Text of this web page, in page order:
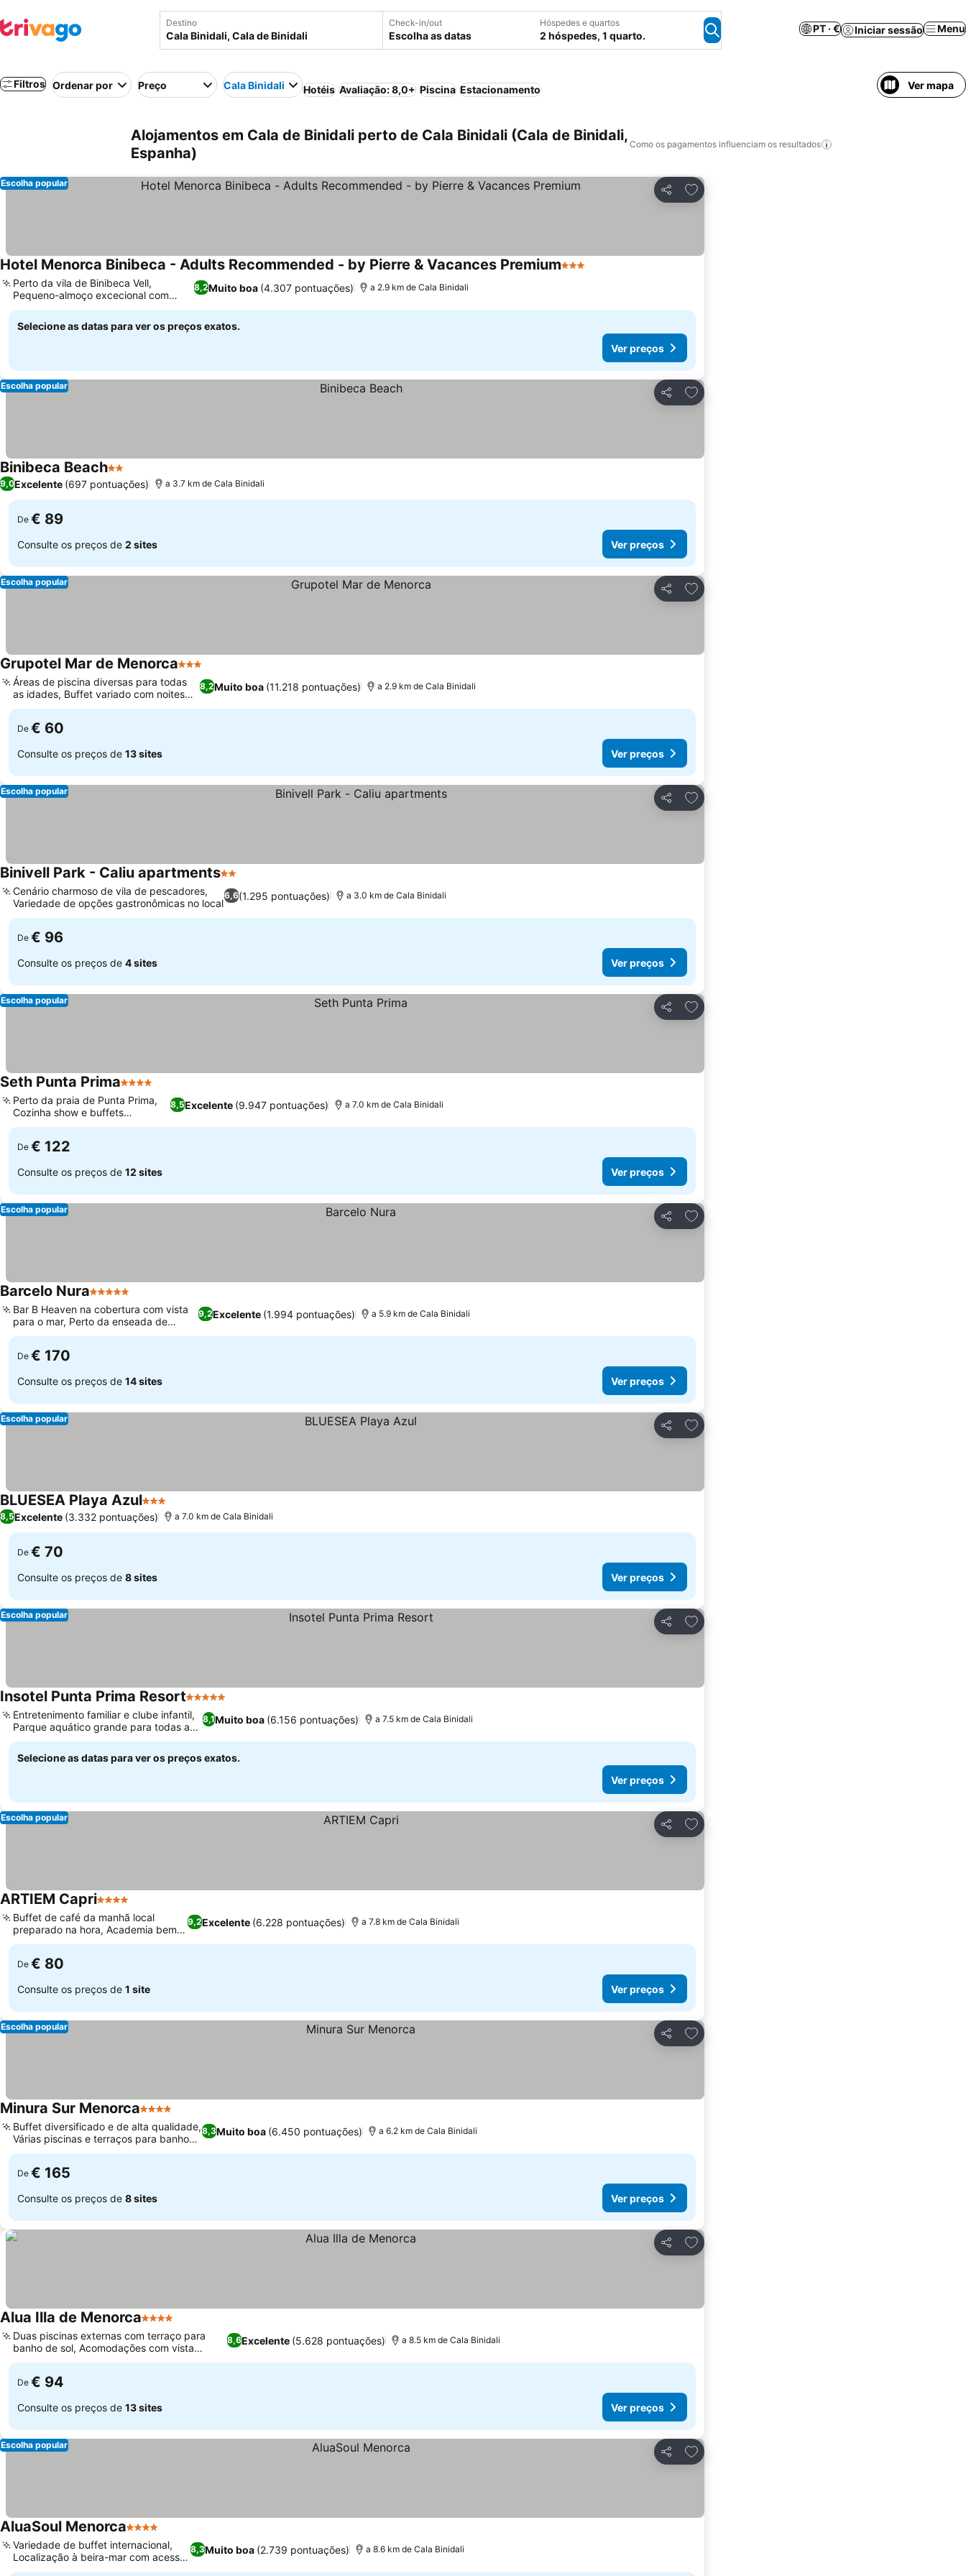
Destino Check-in/out
Escolha as datas
Hóspedes e quartos
2 hóspedes, 1 quarto.
PT · € Iniciar sessão Menu
Filtros Ordenar por Preço Cala Binidali Hotéis Avaliação: 8,0+ Piscina Estacionamento Ver mapa
Alojamentos em Cala de Binidali perto de Cala Binidali (Cala de Binidali,
Espanha)
Como os pagamentos influenciam os resultados
Partilhar
Adicionar aos favoritos
Escolha popular
Hotel Menorca Binibeca - Adults Recommended - by Pierre & Vacances Premium3 Estrelas
8,2Muito boa (4.307 pontuações)
Perto da vila de Binibeca Vell,
Pequeno-almoço excecional com
diversas opções
a 2.9 km de Cala Binidali
Selecione as datas para ver os preços exatos.
Ver preços
Partilhar
Adicionar aos favoritos
Escolha popular
Binibeca Beach2 Estrelas
9,0Excelente (697 pontuações) a 3.7 km de Cala Binidali
De € 89
Consulte os preços de 2 sites Ver preços
Partilhar
Adicionar aos favoritos
Escolha popular
Grupotel Mar de Menorca3 Estrelas
8,2Muito boa (11.218 pontuações)
Áreas de piscina diversas para todas
as idades, Buffet variado com noites
temáticas
a 2.9 km de Cala Binidali
De € 60
Consulte os preços de 13 sites Ver preços
Partilhar
Adicionar aos favoritos
Escolha popular
Binivell Park - Caliu apartments2 Estrelas
6,6(1.295 pontuações)
Cenário charmoso de vila de pescadores,
Variedade de opções gastronômicas no local
a 3.0 km de Cala Binidali
De € 96
Consulte os preços de 4 sites Ver preços
Partilhar
Adicionar aos favoritos
Escolha popular
Seth Punta Prima4 Estrelas
8,5Excelente (9.947 pontuações)
Perto da praia de Punta Prima,
Cozinha show e buffets
temáticos
a 7.0 km de Cala Binidali
De € 122
Consulte os preços de 12 sites Ver preços
Partilhar
Adicionar aos favoritos
Escolha popular
Barcelo Nura5 Estrelas
9,2Excelente (1.994 pontuações)
Bar B Heaven na cobertura com vista
para o mar, Perto da enseada de
Binibèquer
a 5.9 km de Cala Binidali
De € 170
Consulte os preços de 14 sites Ver preços
Partilhar
Adicionar aos favoritos
Escolha popular
BLUESEA Playa Azul3 Estrelas
8,5Excelente (3.332 pontuações) a 7.0 km de Cala Binidali
De € 70
Consulte os preços de 8 sites Ver preços
Partilhar
Adicionar aos favoritos
Escolha popular
Insotel Punta Prima Resort5 Estrelas
8,1Muito boa (6.156 pontuações)
Entretenimento familiar e clube infantil,
Parque aquático grande para todas as
idades
a 7.5 km de Cala Binidali
Selecione as datas para ver os preços exatos.
Ver preços
Partilhar
Adicionar aos favoritos
Escolha popular
ARTIEM Capri4 Estrelas
9,2Excelente (6.228 pontuações)
Buffet de café da manhã local
preparado na hora, Academia bem
equipada
a 7.8 km de Cala Binidali
De € 80
Consulte os preços de 1 site Ver preços
Partilhar
Adicionar aos favoritos
Escolha popular
Minura Sur Menorca4 Estrelas
8,3Muito boa (6.450 pontuações)
Buffet diversificado e de alta qualidade,
Várias piscinas e terraços para banhos
de sol
a 6.2 km de Cala Binidali
De € 165
Consulte os preços de 8 sites Ver preços
Partilhar
Adicionar aos favoritos
Alua Illa de Menorca4 Estrelas
8,6Excelente (5.628 pontuações)
Duas piscinas externas com terraço para
banho de sol, Acomodações com vista
panorâmica para o mar
a 8.5 km de Cala Binidali
De € 94
Consulte os preços de 13 sites Ver preços
Partilhar
Adicionar aos favoritos
Escolha popular
AluaSoul Menorca4 Estrelas
8,3Muito boa (2.739 pontuações)
Variedade de buffet internacional,
Localização à beira-mar com acesso
direto
a 8.6 km de Cala Binidali